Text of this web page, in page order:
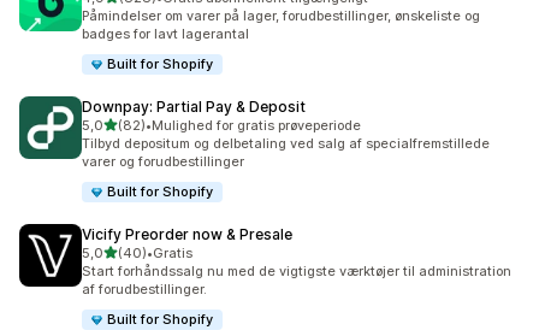
828 anmeldelser i alt
Påmindelser om varer på lager, forudbestillinger, ønskeliste og
badges for lavt lagerantal
Built for Shopify
Downpay: Partial Pay & Deposit
5,0ud af 5 stjerner
(82)
82 anmeldelser i alt
•Mulighed for gratis prøveperiode
Tilbyd depositum og delbetaling ved salg af specialfremstillede
varer og forudbestillinger
Built for Shopify
Vicify Preorder now & Presale
5,0ud af 5 stjerner
(40)
40 anmeldelser i alt
•Gratis
Start forhåndssalg nu med de vigtigste værktøjer til administration
af forudbestillinger.
Built for Shopify